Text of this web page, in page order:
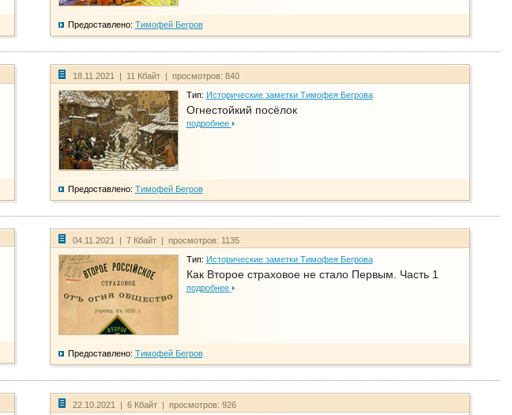
Предоставлено: Тимофей Бегров
18.11.2021 | 11 Кбайт | просмотров: 840
Тип: Исторические заметки Тимофея Бегрова
Огнестойкий посёлок
подробнее
Предоставлено: Тимофей Бегров
04.11.2021 | 7 Кбайт | просмотров: 1135
Тип: Исторические заметки Тимофея Бегрова
Как Второе страховое не стало Первым. Часть 1
подробнее
Предоставлено: Тимофей Бегров
22.10.2021 | 6 Кбайт | просмотров: 926